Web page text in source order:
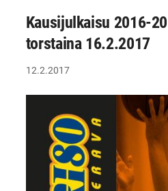
Kausijulkaisu 2016-
torstaina 16.2.2017
12.2.2017